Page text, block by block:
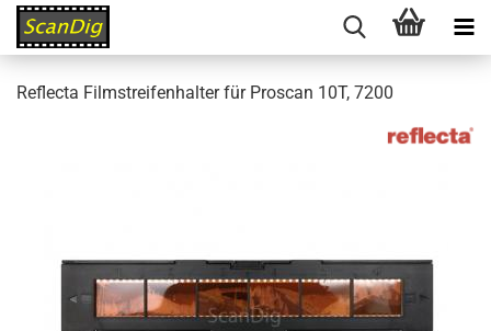
Reflecta Filmstreifenhalter für Proscan 10T, 7200